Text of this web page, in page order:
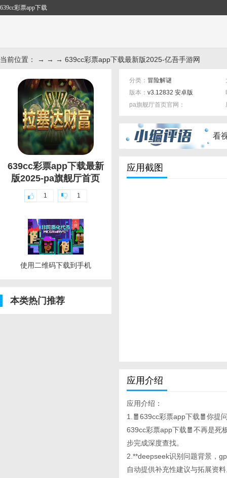
639cc彩票app下载
当前位置： → → → 639cc彩票app下载最新版2025-亿吾手游网
639cc彩票app下载最新
版2025-pa旗舰厅首页
1 1
使用二维码下载到手机
本类热门推荐
分类： 冒险解谜
版本： v3.12832 安卓版
pa旗舰厅首页官网：
看
应用截图
应用介绍
应用介绍：
1.🧧639cc彩票app下载🧧你提
639cc彩票app下载🧧不再是死
步完成深度查找。
2.**deepseek识别问题背景，
自动提供补充性建议与拓展资